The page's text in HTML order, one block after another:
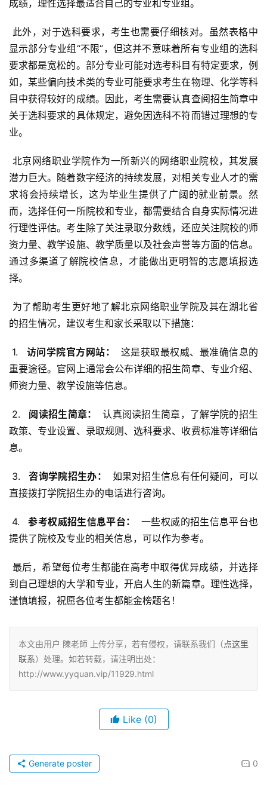
成绩，理性选择最适合自己的专业和专业组。
显示部分专业组“不限”，但这并不意味着所有专业组的选科
要求都是宽松的。部分专业可能对选考科目有特定要求，例
如，某些偏向技术类的专业可能要求考生在物理、化学等科
目中获得较好的成绩。因此，考生需要认真查阅招生简章中
关于选科要求的具体规定，避免因选科不符而错过理想的专
业。
潜力巨大。随着数字经济的持续发展，对相关专业人才的需
求将会持续增长，这为毕业生提供了广阔的就业前景。然
而，选择任何一所院校和专业，都需要结合自身实际情况进
行理性评估。考生除了关注录取分数线，还应关注院校的师
资力量、教学设施、教学质量以及社会声誉等方面的信息。
通过多渠道了解院校信息，才能做出更明智的志愿填报选
择。
的招生情况，建议考生和家长采取以下措施：
1.
  访问学院官方网站：
这是获取最权威、最准确信息的
重要途径。官网上通常会公布详细的招生简章、专业介绍、
师资力量、教学设施等信息。
2.
  阅读招生简章：
认真阅读招生简章，了解学院的招生
政策、专业设置、录取规则、选科要求、收费标准等详细信
息。
3.
  咨询学院招生办：
如果对招生信息有任何疑问，可以
直接拨打学院招生办的电话进行咨询。
4.
  参考权威招生信息平台：
一些权威的招生信息平台也
提供了院校及专业的相关信息，可以作为参考。
到自己理想的大学和专业，开启人生的新篇章。理性选择，
谨慎填报，祝愿各位考生都能金榜题名！
本文由用户 陳老師 上传分享，若有侵权，请联系我们（点这里
联系）处理。如若转载，请注明出处：
http://www.yyquan.vip/11929.html
Like (0)
0
Generate poster